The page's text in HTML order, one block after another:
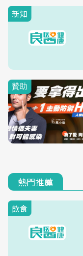
新知
熱門推薦
飲食